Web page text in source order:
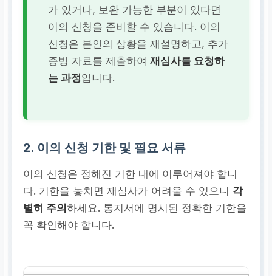
가 있거나, 보완 가능한 부분이 있다면
이의 신청을 준비할 수 있습니다. 이의
신청은 본인의 상황을 재설명하고, 추가
증빙 자료를 제출하여재심사를 요청하
는 과정입니다.
2. 이의 신청 기한 및 필요 서류
이의 신청은 정해진 기한 내에 이루어져야 합니
다. 기한을 놓치면 재심사가 어려울 수 있으니 각
별히 주의하세요. 통지서에 명시된 정확한 기한을
꼭 확인해야 합니다.